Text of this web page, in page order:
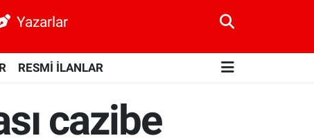
Yazarlar
RESMİ İLANLAR
cazibe